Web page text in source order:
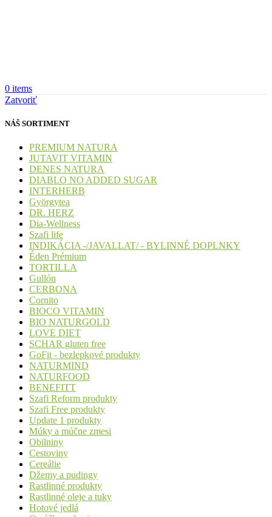
0 items
Zatvoriť
NÁŠ SORTIMENT
PREMIUM NATURA
JUTAVIT VITAMIN
DENES NATURA
DIABLO NO ADDED SUGAR
INTERHERB
Györgytea
DR. HERZ
Dia-Wellness
Szafi life
INDIKÁCIA -/JAVALLAT/ - BYLINNÉ DOPLNKY
Éden Prémium
TORTILLA
Gullón
CERBONA
Cornito
BIOCO VITAMIN
BIO NATURGOLD
LOVE DIET
SCHAR gluten free
GoFit - bezlepkové produkty
NATURMIND
NATURFOOD
BENEFITT
Szafi Reform produkty
Szafi Free produkty
Update 1 produkty
Múky a múčne zmesi
Obilniny
Cestoviny
Cereálie
Džemy a pudingy
Rastlinné produkty
Rastlinné oleje a tuky
Hotové jedlá